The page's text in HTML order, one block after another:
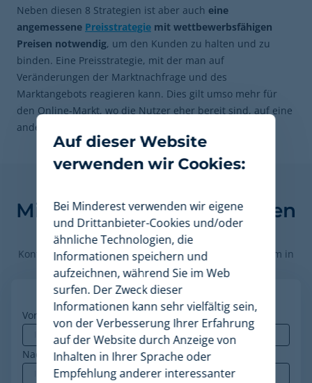
Neben diesen 8 Strategien ist aber auch eine
angemessene Preisstrategie mit wettbewerbsfähigen
Preisen notwendig, um den Kunden zu halten und zu
binden. Eine Preisstrategie, mit der man auf
Veränderungen der Marktnachfrage und des
Marktangebots reagieren kann. Dies gilt umso mehr für
den Online-Markt, wo die Nutzer eher bereit sind, auf eine
andere Marke umzusteigen.
Minderest Ihr Unternehmen
voranbringen kann.
Kontaktieren Sie unsere Preisexperten, um die Plattform in
Aktion zu sehen.
Vorname*
Nachname
Auf dieser Website
verwenden wir Cookies:
Bei Minderest verwenden wir eigene
und Drittanbieter-Cookies und/oder
ähnliche Technologien, die
Informationen speichern und
aufzeichnen, während Sie im Web
surfen. Der Zweck dieser
Informationen kann sehr vielfältig sein,
von der Verbesserung Ihrer Erfahrung
auf der Website durch Anzeige von
Inhalten in Ihrer Sprache oder
Empfehlung anderer interessanter